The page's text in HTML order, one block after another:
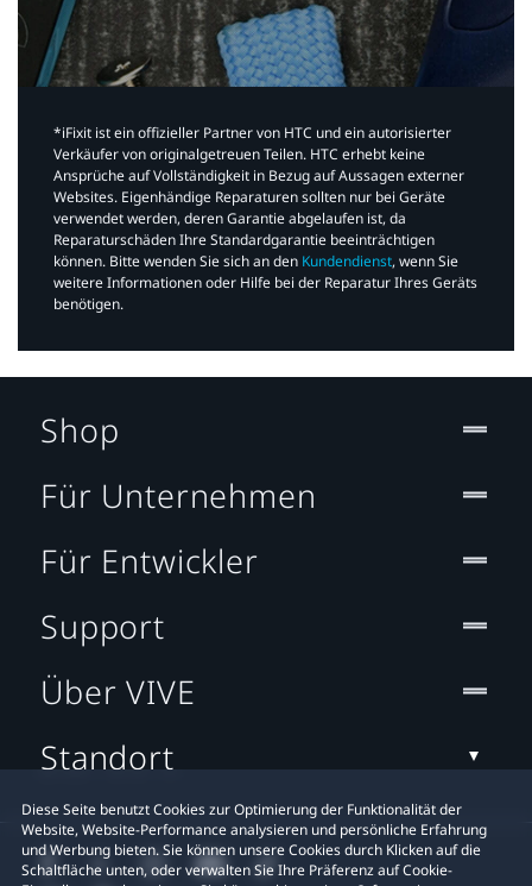
*iFixit ist ein offizieller Partner von HTC und ein autorisierter
Verkäufer von originalgetreuen Teilen. HTC erhebt keine
Ansprüche auf Vollständigkeit in Bezug auf Aussagen externer
Websites. Eigenhändige Reparaturen sollten nur bei Geräte
verwendet werden, deren Garantie abgelaufen ist, da
Reparaturschäden Ihre Standardgarantie beeinträchtigen
können. Bitte wenden Sie sich an den Kundendienst, wenn Sie
weitere Informationen oder Hilfe bei der Reparatur Ihres Geräts
benötigen.​
Diese Seite benutzt Cookies zur Optimierung der Funktionalität der
Website, Website-Performance analysieren und persönliche Erfahrung
und Werbung bieten. Sie können unsere Cookies durch Klicken auf die
Schaltfläche unten, oder verwalten Sie Ihre Präferenz auf Cookie-
Shop
Für Unternehmen
Für Entwickler
Support
Über VIVE
Standort